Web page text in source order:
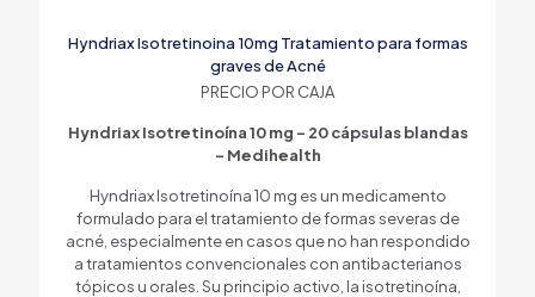
Hyndriax Isotretinoina 10mg Tratamiento para formas
graves de Acné
PRECIO POR CAJA
Hyndriax Isotretinoína 10 mg – 20 cápsulas blandas
– Medihealth
Hyndriax Isotretinoína 10 mg es un medicamento
formulado para el tratamiento de formas severas de
acné, especialmente en casos que no han respondido
a tratamientos convencionales con antibacterianos
tópicos u orales. Su principio activo, la isotretinoína,